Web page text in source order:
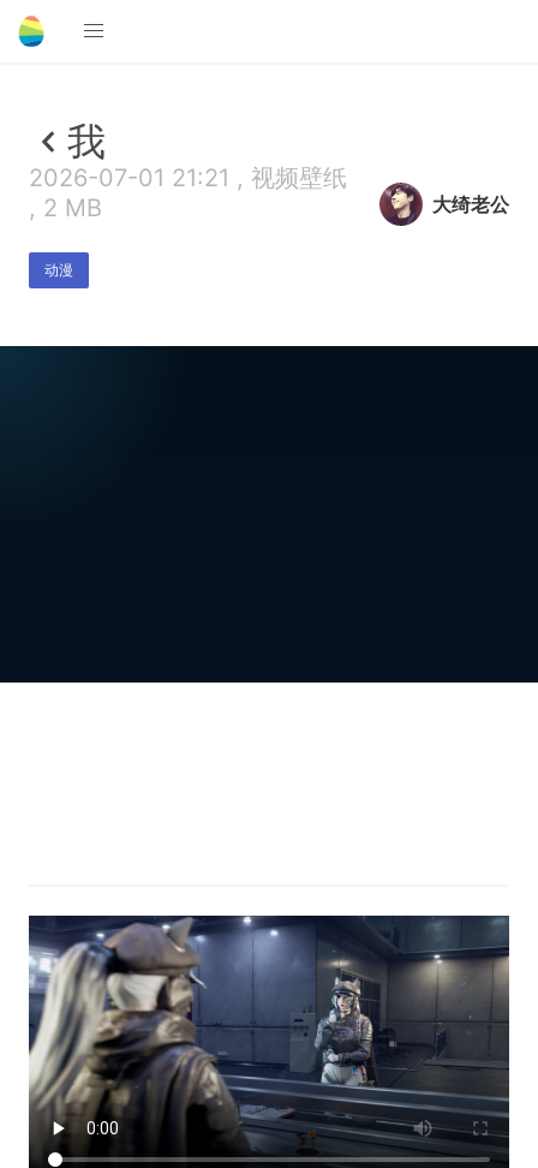
我
2026-07-01 21:21 , 视频壁纸
, 2 MB
动漫
大绮老公